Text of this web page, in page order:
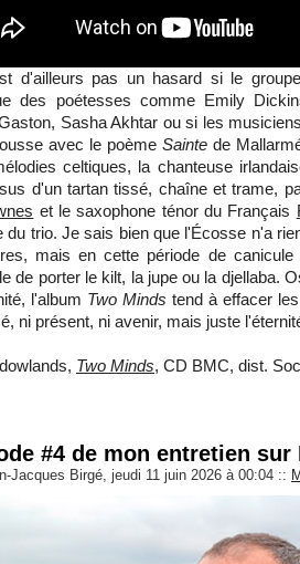
d'ailleurs pas un hasard si le
des poétesses comme Emily
Sasha Akhtar ou si les
avec le poème Sainte de
celtiques, la chanteuse
d'un tartan tissé, chaîne et trame,
et le saxophone ténor du Français
du trio. Je sais bien que l'Écosse n'a
mais en cette période de canicule
de porter le kilt, la jupe ou la djellaba.
l'album Two Minds tend à effacer
ni présent, ni avenir, mais juste
Two Minds, CD BMC, dist.
#4 de mon entretien sur
Jacques Birgé, jeudi 11 juin 2026 à 00:04 ::